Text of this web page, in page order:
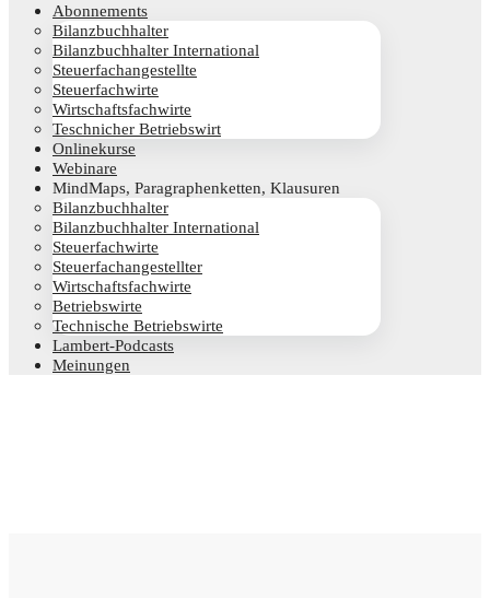
Abon­ne­ments
Bilanz­buch­hal­ter
Bilanz­buch­hal­ter International
Steu­er­fach­an­ge­stell­te
Steu­er­fach­wir­te
Wirt­schafts­fach­wir­te
Teschni­cher Betriebswirt
Online­kur­se
Web­i­na­re
Mind­Maps, Para­gra­phen­ket­ten, Klausuren
Bilanz­buch­hal­ter
Bilanz­buch­hal­ter International
Steu­er­fach­wir­te
Steu­er­fach­an­ge­stell­ter
Wirt­schafts­fach­wir­te
Betriebs­wir­te
Tech­ni­sche Betriebswirte
Lam­­bert-Pod­­casts
Mei­nun­gen